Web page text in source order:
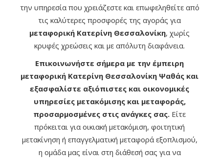
την υπηρεσία που χρειάζεστε και επωφεληθείτε από
τις καλύτερες προσφορές της αγοράς για
μεταφορική Κατερίνη Θεσσαλονίκη, χωρίς
κρυφές χρεώσεις και με απόλυτη διαφάνεια.
Επικοινωνήστε σήμερα με την έμπειρη
μεταφορική Κατερίνη Θεσσαλονίκη Ψαθάς και
εξασφαλίστε αξιόπιστες και οικονομικές
υπηρεσίες μετακόμισης και μεταφοράς,
προσαρμοσμένες στις ανάγκες σας. Είτε
πρόκειται για οικιακή μετακόμιση, φοιτητική
μετακίνηση ή επαγγελματική μεταφορά εξοπλισμού,
η ομάδα μας είναι στη διάθεσή σας για να